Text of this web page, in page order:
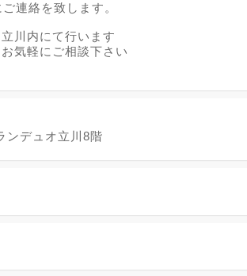
連絡を致します。
川内にて行います
気軽にご相談下さい
デュオ立川8階